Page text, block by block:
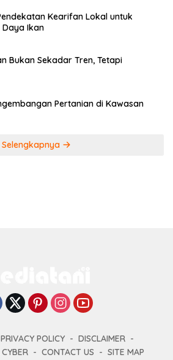
Kearifan Lokal untuk
Ikan
Bukan Sekadar Tren, Tetapi
Pertanian di Kawasan
Selengkapnya
PRIVACY POLICY
DISCLAIMER
CONTACT US SITE MAP